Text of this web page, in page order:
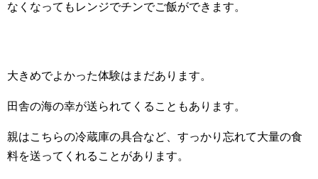
なくなってもレンジでチンでご飯ができます。
大きめでよかった体験はまだあります。
田舎の海の幸が送られてくることもあります。
親はこちらの冷蔵庫の具合など、すっかり忘れて大量の食
料を送ってくれることがあります。